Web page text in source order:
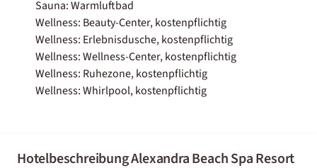
Sauna: Warmluftbad
Wellness: Beauty-Center, kostenpflichtig
Wellness: Erlebnisdusche, kostenpflichtig
Wellness: Wellness-Center, kostenpflichtig
Wellness: Ruhezone, kostenpflichtig
Wellness: Whirlpool, kostenpflichtig
Hotelbeschreibung Alexandra Beach Spa Resort